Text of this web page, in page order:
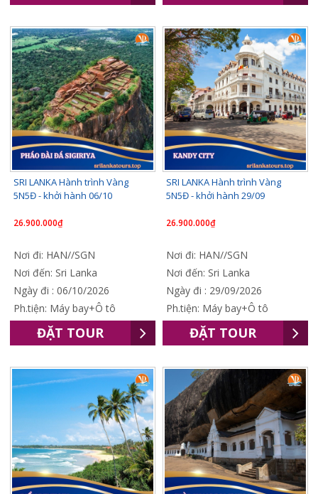
SRI LANKA Hành trình Vàng
5N5Đ - khởi hành 06/10
26.900.000₫
Nơi đi: HAN//SGN
Nơi đến: Sri Lanka
Ngày đi : 06/10/2026
Ph.tiện: Máy bay+Ô tô
ĐẶT TOUR
SRI LANKA Hành trình Vàng
5N5Đ - khởi hành 29/09
26.900.000₫
Nơi đi: HAN//SGN
Nơi đến: Sri Lanka
Ngày đi : 29/09/2026
Ph.tiện: Máy bay+Ô tô
ĐẶT TOUR